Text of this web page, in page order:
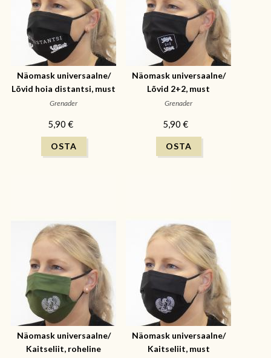
Näomask universaalne/
Lõvid hoia distantsi, must
Grenader
5,90 €
Näomask universaalne/
Lõvid 2+2, must
Grenader
5,90 €
Näomask universaalne/
Kaitseliit, roheline
Näomask universaalne/
Kaitseliit, must